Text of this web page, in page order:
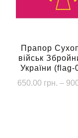
Прапор
військ
України (flag-
650.00 грн. –